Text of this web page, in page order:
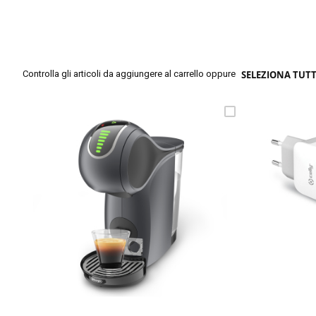
Controlla gli articoli da aggiungere al carrello oppure SELEZIONA